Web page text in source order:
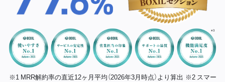
※1 MRR解約率の直近12ヶ月平均（2026年3月時点）より算出 ※2 スマー